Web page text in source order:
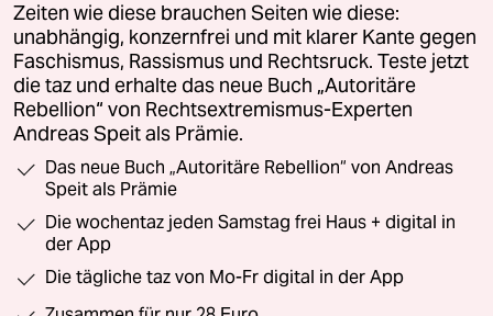
Zeiten wie diese brauchen Seiten wie diese:
unabhängig, konzernfrei und mit klarer Kante gegen
Faschismus, Rassismus und Rechtsruck. Teste jetzt
die taz und erhalte das neue Buch „Autoritäre
Rebellion“ von Rechtsextremismus-Experten
Andreas Speit als Prämie.
Das neue Buch „Autoritäre Rebellion“ von Andreas
Speit als Prämie
Die wochentaz jeden Samstag frei Haus + digital in
der App
Die tägliche taz von Mo-Fr digital in der App